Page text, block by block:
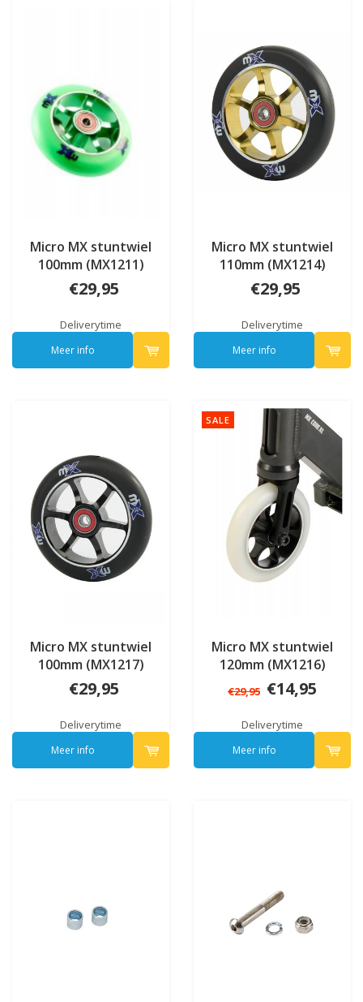
Micro MX stuntwiel
100mm (MX1211)
€29,95
Deliverytime
Meer info
Micro MX stuntwiel
110mm (MX1214)
€29,95
Deliverytime
Meer info
Micro MX stuntwiel
100mm (MX1217)
€29,95
Deliverytime
Meer info
SALE
Micro MX stuntwiel
120mm (MX1216)
€29,95 €14,95
Deliverytime
Meer info